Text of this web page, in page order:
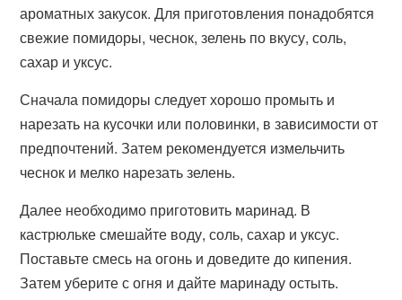
ароматных закусок. Для приготовления понадобятся
свежие помидоры, чеснок, зелень по вкусу, соль,
сахар и уксус.
Сначала помидоры следует хорошо промыть и
нарезать на кусочки или половинки, в зависимости от
предпочтений. Затем рекомендуется измельчить
чеснок и мелко нарезать зелень.
Далее необходимо приготовить маринад. В
кастрюльке смешайте воду, соль, сахар и уксус.
Поставьте смесь на огонь и доведите до кипения.
Затем уберите с огня и дайте маринаду остыть.